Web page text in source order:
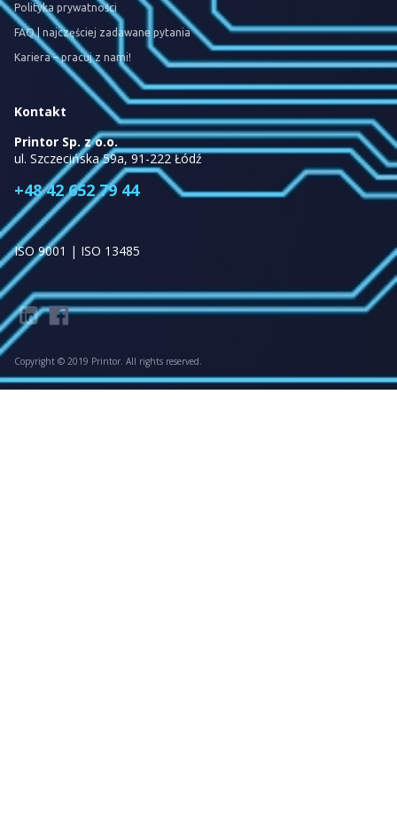
Polityka prywatności
FAQ | najczęściej zadawane pytania
Kariera – pracuj z nami!
Kontakt
Printor Sp. z o.o.
ul. Szczecińska 59a, 91-222 Łódź
+48 42 652 79 44
ISO 9001 | ISO 13485
Copyright © 2019 Printor. All rights reserved.